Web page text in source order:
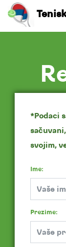
*Podaci
svojim,
Ime:
Prezime: